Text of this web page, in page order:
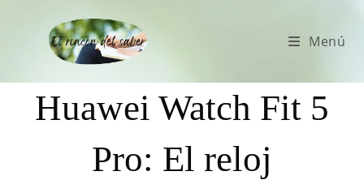
Menú
Huawei Watch Fit 5
Pro: El reloj